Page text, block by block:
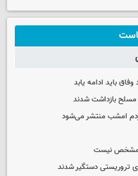
باید ادامه یابد
امشب منتشر می‌شود
مشخص نیست